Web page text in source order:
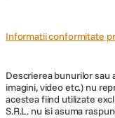
Informatii conformitate
Descrierea bunurilor sau
imagini, video etc.) nu
acestea fiind utilizate
S.R.L. nu isi asuma